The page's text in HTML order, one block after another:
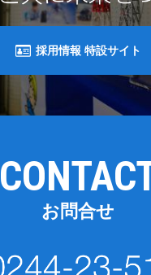
採用情報 特設サイト
お問合せ